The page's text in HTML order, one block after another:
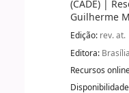
(CADE)|
Guilherme
Edição: rev. at.
Editora:
Recursos